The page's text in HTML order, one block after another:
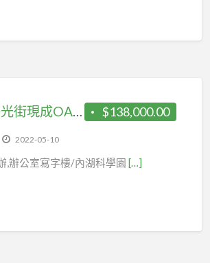
$138,000.00
【台北市內湖區】陽光街現成OA隔間87519898覺旅咖
2022-05-10
,辦公室寫字樓/內湖科學園 […]